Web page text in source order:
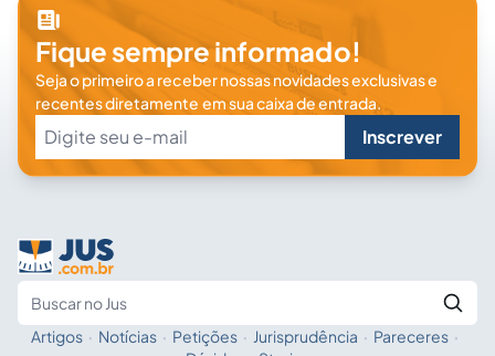
Fique sempre informado!
Seja o primeiro a receber nossas novidades exclusivas e
recentes diretamente em sua caixa de entrada.
Inscrever
Artigos · Notícias · Petições · Jurisprudência · Pareceres ·